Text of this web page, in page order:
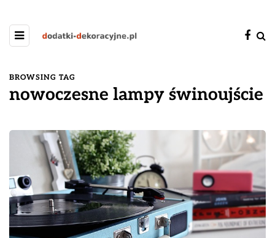
BROWSING TAG
nowoczesne lampy świnoujście